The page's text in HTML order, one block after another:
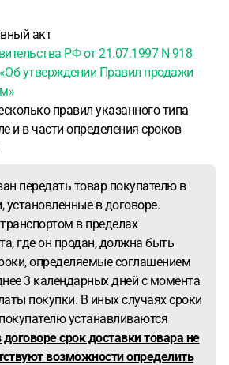
акт
РФ от 21.07.1997 N 918
утверждении Правил продажи
правил указанного типа
и в части определения сроков
передать товар покупателю в
установленные в договоре.
в пределах
где он продан, должна быть
определяемые соглашением
3 календарных дней с момента
покупки. В иных случаях сроки
устанавливаются
договоре срок доставки товара не
возможности определить